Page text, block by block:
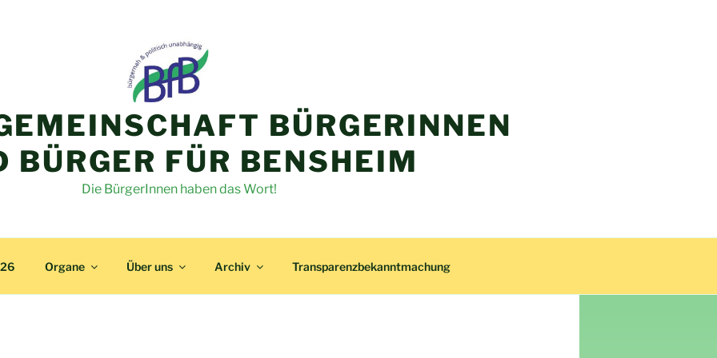
BÜRGERINNEN
BÜRGER FÜR BENSHEIM
Die BürgerInnen haben das Wort!
Organe Über uns Archiv Transparenzbekanntmachung